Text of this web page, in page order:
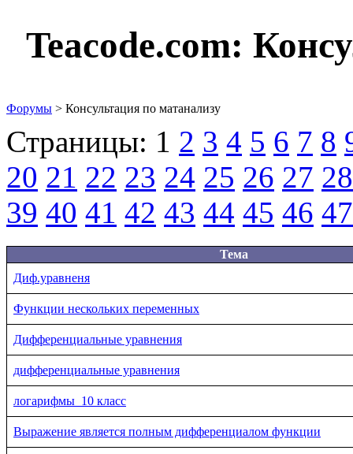
Teacode.com:
Форумы > Консультация по матанализу
Страницы: 1 2 3 4 5 6 7 8
20 21 22 23 24 25 26 27 28
39 40 41 42 43 44 45 46 47
Тема
Диф.уравненя
Функции нескольких переменных
Дифференциальные уравнения
дифференциальные уравнения
логарифмы_10 класс
Выражение является полным дифференциалом функции